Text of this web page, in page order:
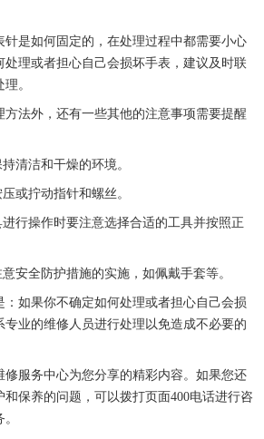
是如何固定的，在处理过程中都需要小心
理或者担心自己会损坏手表，建议及时联
。
法外，还有一些其他的注意事项需要提醒
洁和干燥的环境。
拧动指针和螺丝。
操作时要注意选择合适的工具并按照正
全防护措施的实施，如佩戴手套等。
如果你不确定如何处理或者担心自己会损
业的维修人员进行处理以免造成不必要的
修服务中心为您分享的精彩内容。如果您还
保养的问题，可以拨打页面400电话进行咨